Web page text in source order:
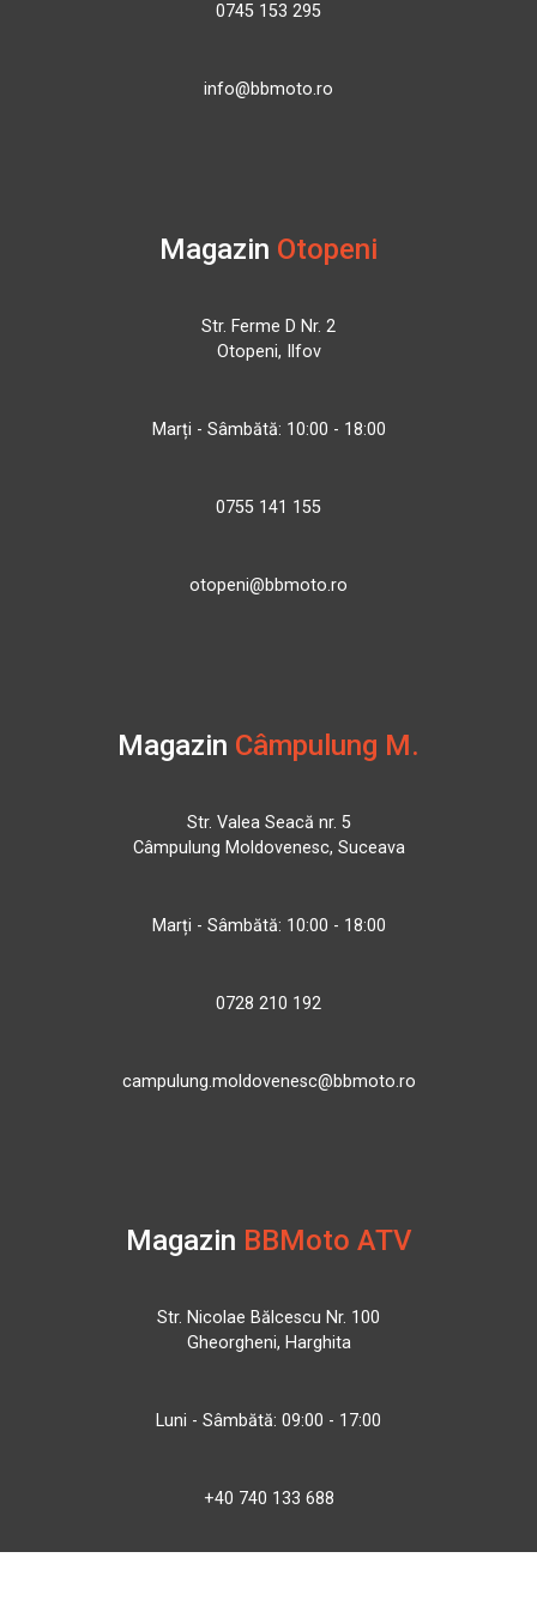
0745 153 295
info@bbmoto.ro
Magazin Otopeni
Str. Ferme D Nr. 2
Otopeni, Ilfov
Marți - Sâmbătă: 10:00 - 18:00
0755 141 155
otopeni@bbmoto.ro
Magazin Câmpulung M.
Str. Valea Seacă nr. 5
Câmpulung Moldovenesc, Suceava
Marți - Sâmbătă: 10:00 - 18:00
0728 210 192
campulung.moldovenesc@bbmoto.ro
Magazin BBMoto ATV
Str. Nicolae Bălcescu Nr. 100
Gheorgheni, Harghita
Luni - Sâmbătă: 09:00 - 17:00
+40 740 133 688